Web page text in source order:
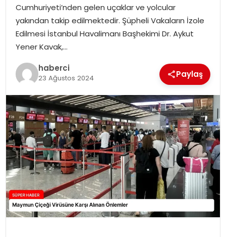
SIYASET
SPOR
TEKNOLOJI
Cumhuriyeti’nden gelen uçaklar ve yolcular
yakından takip edilmektedir. Şüpheli Vakaların İzole
Edilmesi İstanbul Havalimanı Başhekimi Dr. Aykut
Yener Kavak,…
haberci
23 Ağustos 2024 Paylaş